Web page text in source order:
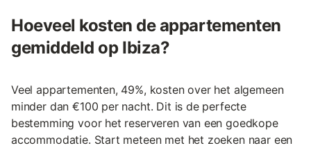
Hoeveel kosten de appartementen
gemiddeld op Ibiza?
Veel appartementen, 49%, kosten over het algemeen
minder dan €100 per nacht. Dit is de perfecte
bestemming voor het reserveren van een goedkope
accommodatie. Start meteen met het zoeken naar een